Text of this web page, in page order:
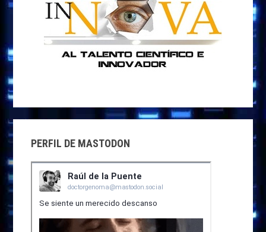
PERFIL DE MASTODON